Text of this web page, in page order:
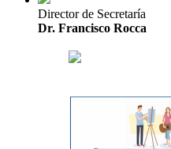
Director de Secretaría
Dr. Francisco Rocca